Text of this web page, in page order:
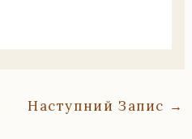
Наступний Запис →